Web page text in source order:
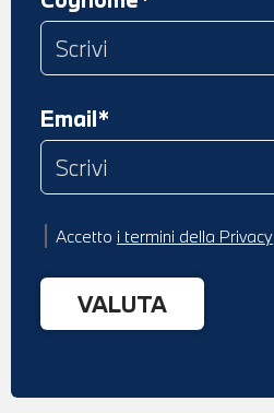
Email*
Accetto i termini della Privacy